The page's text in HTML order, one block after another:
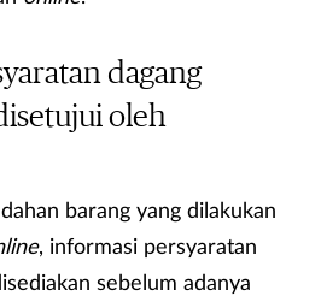
dagang
oleh
barang yang dilakukan
, informasi persyaratan
sebelum adanya